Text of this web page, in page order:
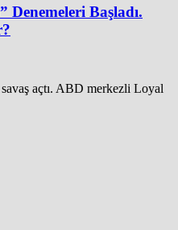
Denemeleri Başladı.
açtı. ABD merkezli Loyal